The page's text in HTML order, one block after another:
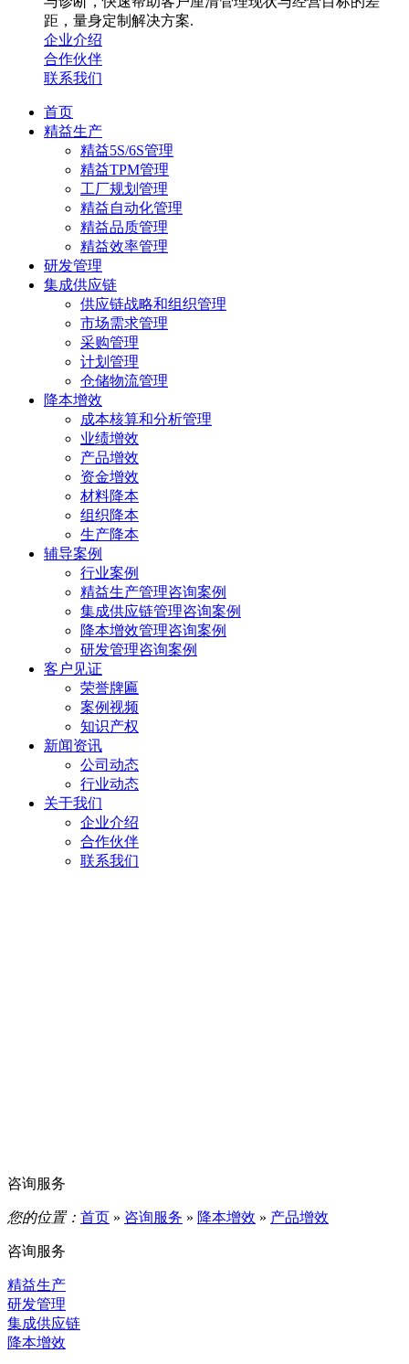
距，量身定制解决方案.
企业介绍
合作伙伴
联系我们
首页
精益生产
精益5S/6S管理
精益TPM管理
工厂规划管理
精益自动化管理
精益品质管理
精益效率管理
研发管理
集成供应链
供应链战略和组织管理
市场需求管理
采购管理
计划管理
仓储物流管理
降本增效
成本核算和分析管理
业绩增效
产品增效
资金增效
材料降本
组织降本
生产降本
辅导案例
行业案例
精益生产管理咨询案例
集成供应链管理咨询案例
降本增效管理咨询案例
研发管理咨询案例
客户见证
荣誉牌匾
案例视频
知识产权
新闻资讯
公司动态
行业动态
关于我们
企业介绍
合作伙伴
联系我们
咨询服务
您的位置： 首页 » 咨询服务 » 降本增效 » 产品增效
咨询服务
精益生产
研发管理
集成供应链
降本增效